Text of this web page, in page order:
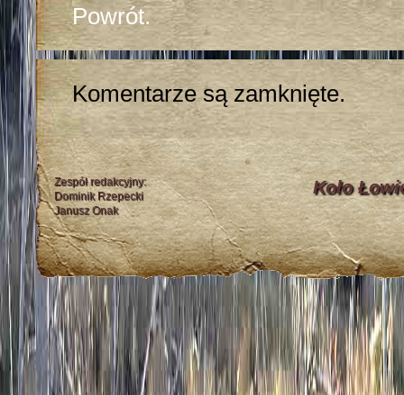
Powrót.
Komentarze są zamknięte.
Zespół redakcyjny:
Dominik Rzepecki
Janusz Onak
Koło